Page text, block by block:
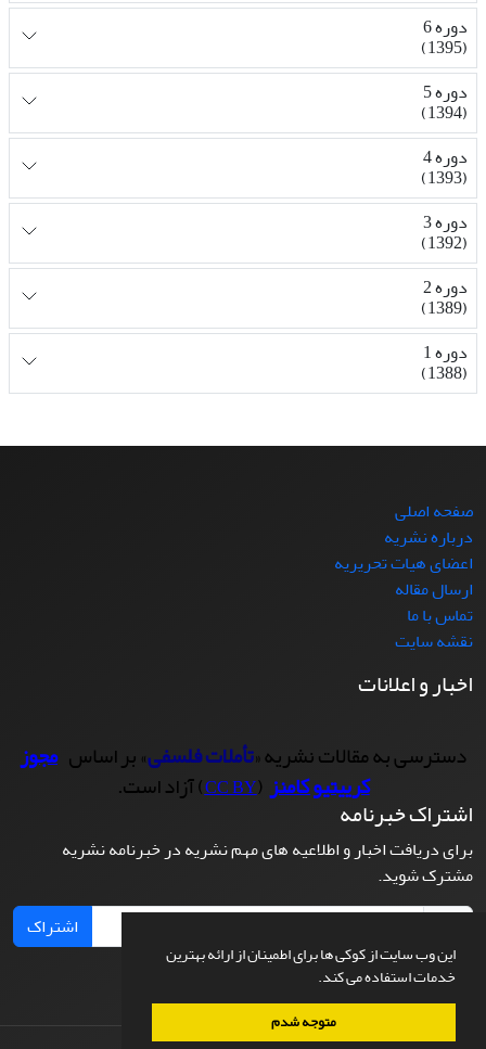
این وب سایت از کوکی ها برای اطمینان از ارائه بهترین
خدمات استفاده می کند.
متوجه شدم
دوره 6
(1395)
دوره 5
(1394)
دوره 4
(1393)
دوره 3
(1392)
دوره 2
(1389)
دوره 1
(1388)
صفحه اصلی
درباره نشریه
اعضای هیات تحریریه
ارسال مقاله
تماس با ما
نقشه سایت
اخبار و اعلانات
دسترسی به مقالات نشریه «تأملات فلسفی» بر اساس مجوز
کرییتیو کامنز(
CC BY) آزاد است.
اشتراک خبرنامه
برای دریافت اخبار و اطلاعیه های مهم نشریه در خبرنامه نشریه
مشترک شوید.
اشتراک